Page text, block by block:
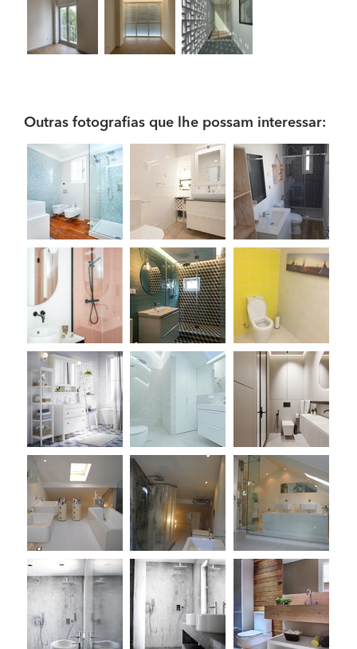
Outras fotografias que lhe possam interessar: